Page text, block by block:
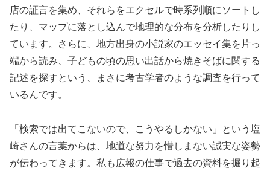
店の証言を集め、それらをエクセルで時系列順にソートし
たり、マップに落とし込んで地理的な分布を分析したりし
ています。さらに、地方出身の小説家のエッセイ集を片っ
端から読み、子どもの頃の思い出話から焼きそばに関する
記述を探すという、まさに考古学者のような調査を行って
いるんです。
「検索では出てこないので、こうやるしかない」という塩
崎さんの言葉からは、地道な努力を惜しまない誠実な姿勢
が伝わってきます。私も広報の仕事で過去の資料を掘り起